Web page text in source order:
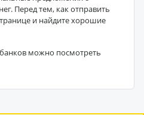
Перед тем, как отправить
и найдите хорошие
можно посмотреть